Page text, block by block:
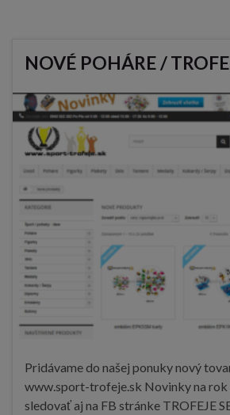
NOVÉ POHÁRE /
Pridávame do našej ponuky nový
www.sport-trofeje.sk Novinky na rok
sledovať aj na FB stránke TROFEJE